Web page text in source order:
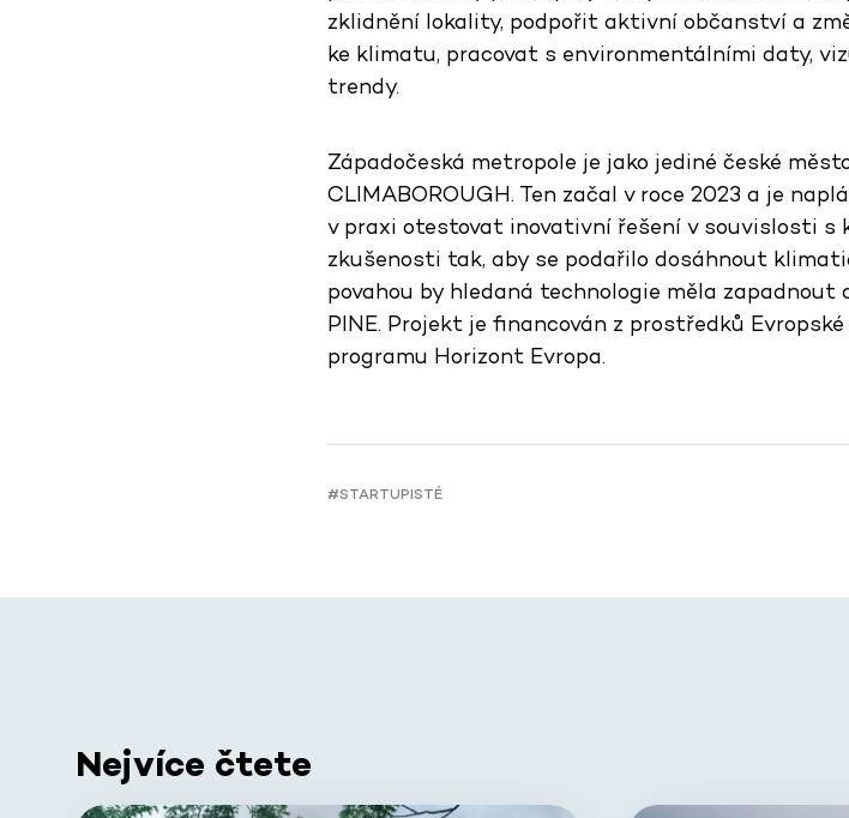
zklidnění lokality, podpořit aktivní občanství a
ke klimatu, pracovat s environmentálními daty,
trendy.
Západočeská metropole je jako jediné české
CLIMABOROUGH. Ten začal v roce 2023 a je
v praxi otestovat inovativní řešení v souvislosti
zkušenosti tak, aby se podařilo dosáhnout
povahou by hledaná technologie měla zapadnout
PINE. Projekt je financován z prostředků
programu Horizont Evropa.
#STARTUPISTÉ
Nejvíce čtete